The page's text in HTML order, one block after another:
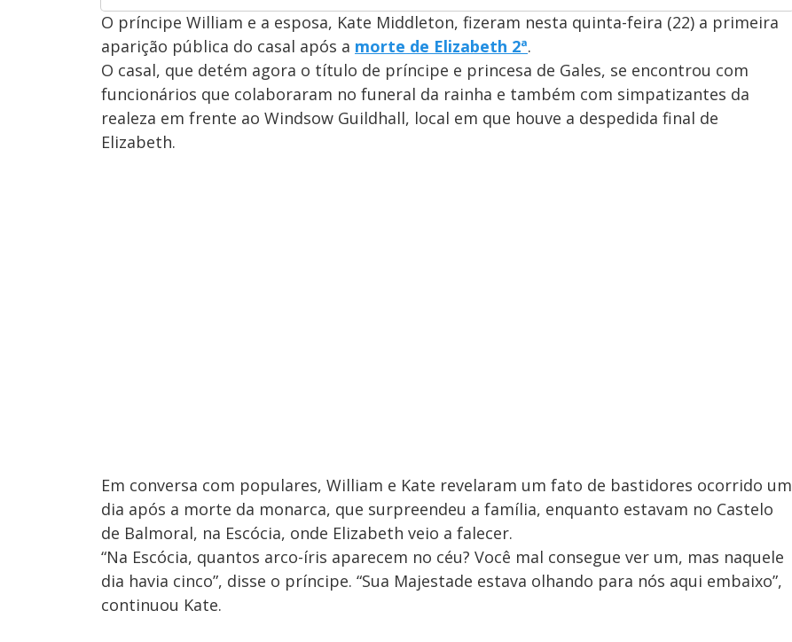
O príncipe William e a esposa, Kate Middleton, fizeram nesta quinta-feira (22) a primeira
aparição pública do casal após a morte de Elizabeth 2ª.
O casal, que detém agora o título de príncipe e princesa de Gales, se encontrou com
funcionários que colaboraram no funeral da rainha e também com simpatizantes da
realeza em frente ao Windsow Guildhall, local em que houve a despedida final de
Elizabeth.
Em conversa com populares, William e Kate revelaram um fato de bastidores ocorrido um
dia após a morte da monarca, que surpreendeu a família, enquanto estavam no Castelo
de Balmoral, na Escócia, onde Elizabeth veio a falecer.
“Na Escócia, quantos arco-íris aparecem no céu? Você mal consegue ver um, mas naquele
dia havia cinco”, disse o príncipe. “Sua Majestade estava olhando para nós aqui embaixo”,
continuou Kate.